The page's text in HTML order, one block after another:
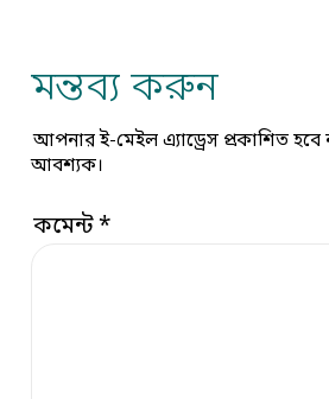
মন্তব্য করুন
আপনার ই-মেইল এ্যাড্রেস প্রকাশিত হবে
আবশ্যক।
কমেন্ট*